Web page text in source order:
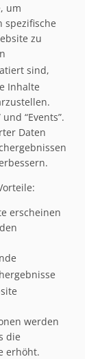
um
spezifische
zu
sind,
Inhalte
“Events”.
Daten
erscheinen
werden
die
erhöht.